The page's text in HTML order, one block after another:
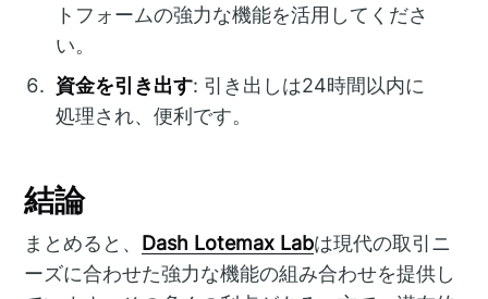
トフォームの強力な機能を活用してくださ
い。
資金を引き出す: 引き出しは24時間以内に
処理され、便利です。
結論
まとめると、 Dash Lotemax Labは現代の取引ニ
ーズに合わせた強力な機能の組み合わせを提供し